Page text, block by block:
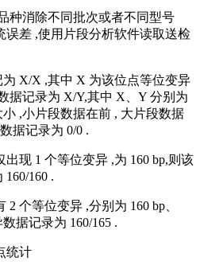
种消除不同批次或者不同型号
差 ,使用片段分析软件读取送检
X/X ,其中 X 为该位点等位变异
据记录为 X/Y,其中 X、Y 分别为
,小片段数据在前 , 大片段数据
据记录为 0/0 .
现 1 个等位变异 ,为 160 bp,则该
160 .
个等位变异 ,分别为 160 bp、
据记录为 160/165 .
统计